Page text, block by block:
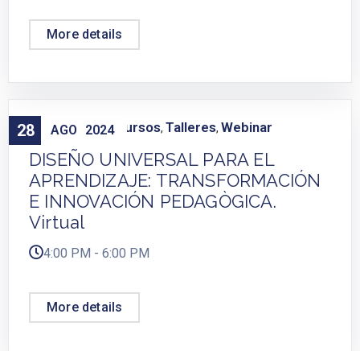
More details
28 AGO 2024
Capacitación, Cursos, Talleres, Webinar
DISEÑO UNIVERSAL PARA EL
APRENDIZAJE: TRANSFORMACIÓN
E INNOVACIÓN PEDAGÒGICA.
Virtual
4:00 PM - 6:00 PM
More details